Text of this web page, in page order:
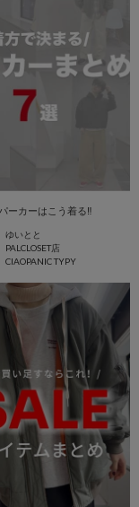
ーカーはこう着る‼️
ゆいとと
PALCLOSET店
CIAOPANIC TYPY